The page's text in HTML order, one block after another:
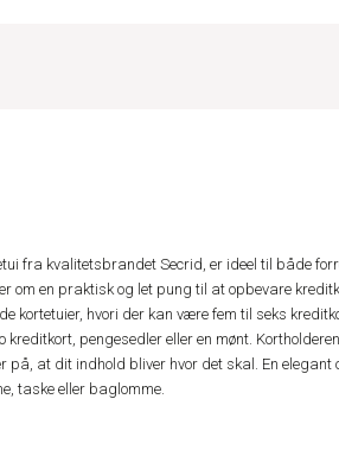
fra kvalitetsbrandet Secrid, er ideel til både
om en praktisk og let pung til at opbevare
kortetuier, hvori der kan være fem til seks
pengesedler eller en mønt.
på, at dit indhold bliver hvor det skal. En
taske eller baglomme.